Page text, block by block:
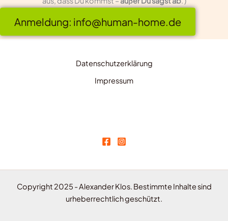
Anmeldung: info@human-home.de
Datenschutzerklärung
Impressum
Copyright 2025 - Alexander Klos. Bestimmte Inhalte sind
urheberrechtlich geschützt.